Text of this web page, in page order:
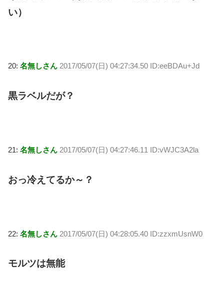
い）
20: 名無しさん 2017/05/07(日) 04:27:34.50 ID:eeBDAu+Jd
黒ラベルだが？
21: 名無しさん 2017/05/07(日) 04:27:46.11 ID:vWJC3A2la
おっ冷えてるか～？
22: 名無しさん 2017/05/07(日) 04:28:05.40 ID:zzxmUsnW0
モルツは無能